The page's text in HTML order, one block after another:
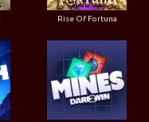
Rise Of Fortuna